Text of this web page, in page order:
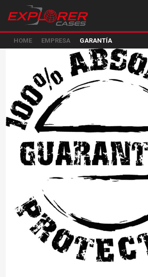
HOME EMPRESA GARANTÍA